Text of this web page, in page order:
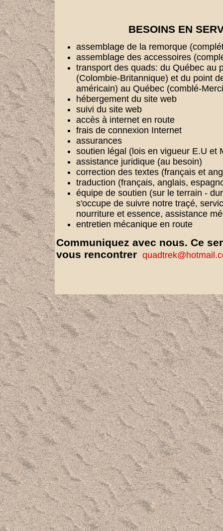
BESOINS EN
assemblage de la remorque
assemblage des accessoires
transport des quads: du Québec au
(Colombie-Britannique) et du point
américain) au Québec (comblé-
hébergement du site web
suivi du site web
accès à internet en route
frais de connexion Internet
assurances
soutien légal (lois en vigueur E.U et
assistance juridique (au besoin)
correction des textes (français et
traduction (français, anglais,
équipe de soutien (sur le terrain -
s'occupe de suivre notre traçé,
nourriture et essence, assistance
entretien mécanique en route
Communiquez avec nous. Ce
vous rencontrer